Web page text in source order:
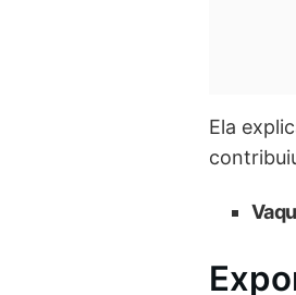
Ela